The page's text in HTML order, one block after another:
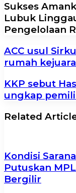
Sukses
Lubuk
Pengelolaan
ACC usul
rumah
KKP sebut
ungkap
Related
Kondisi
Putuskan
Bergilir